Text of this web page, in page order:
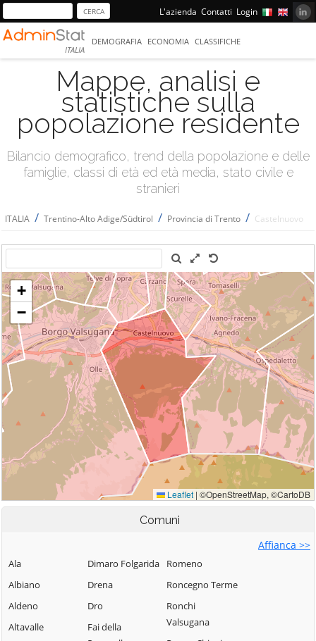
L'azienda Contatti Login
ITALIA
DEMOGRAFIA ECONOMIA CLASSIFICHE
Mappe, analisi e
statistiche sulla
popolazione residente
Bilancio demografico, trend della popolazione e delle
famiglie, classi di età ed età media, stato civile e
stranieri
ITALIA / Trentino-Alto Adige/Südtirol / Provincia di Trento / Castelnuovo
Comuni
Affianca >>
Ala
Albiano
Aldeno
Altavalle
Dimaro Folgarida
Drena
Dro
Fai della
Romeno
Roncegno Terme
Ronchi
Valsugana